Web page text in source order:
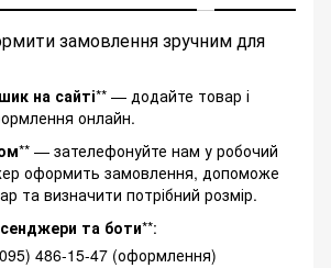
замовлення зручним для
на сайті** — додайте товар і
онлайн.
** — зателефонуйте нам у робочий
оформить замовлення, допоможе
та визначити потрібний розмір.
та боти**:
486-15-47 (оформлення)